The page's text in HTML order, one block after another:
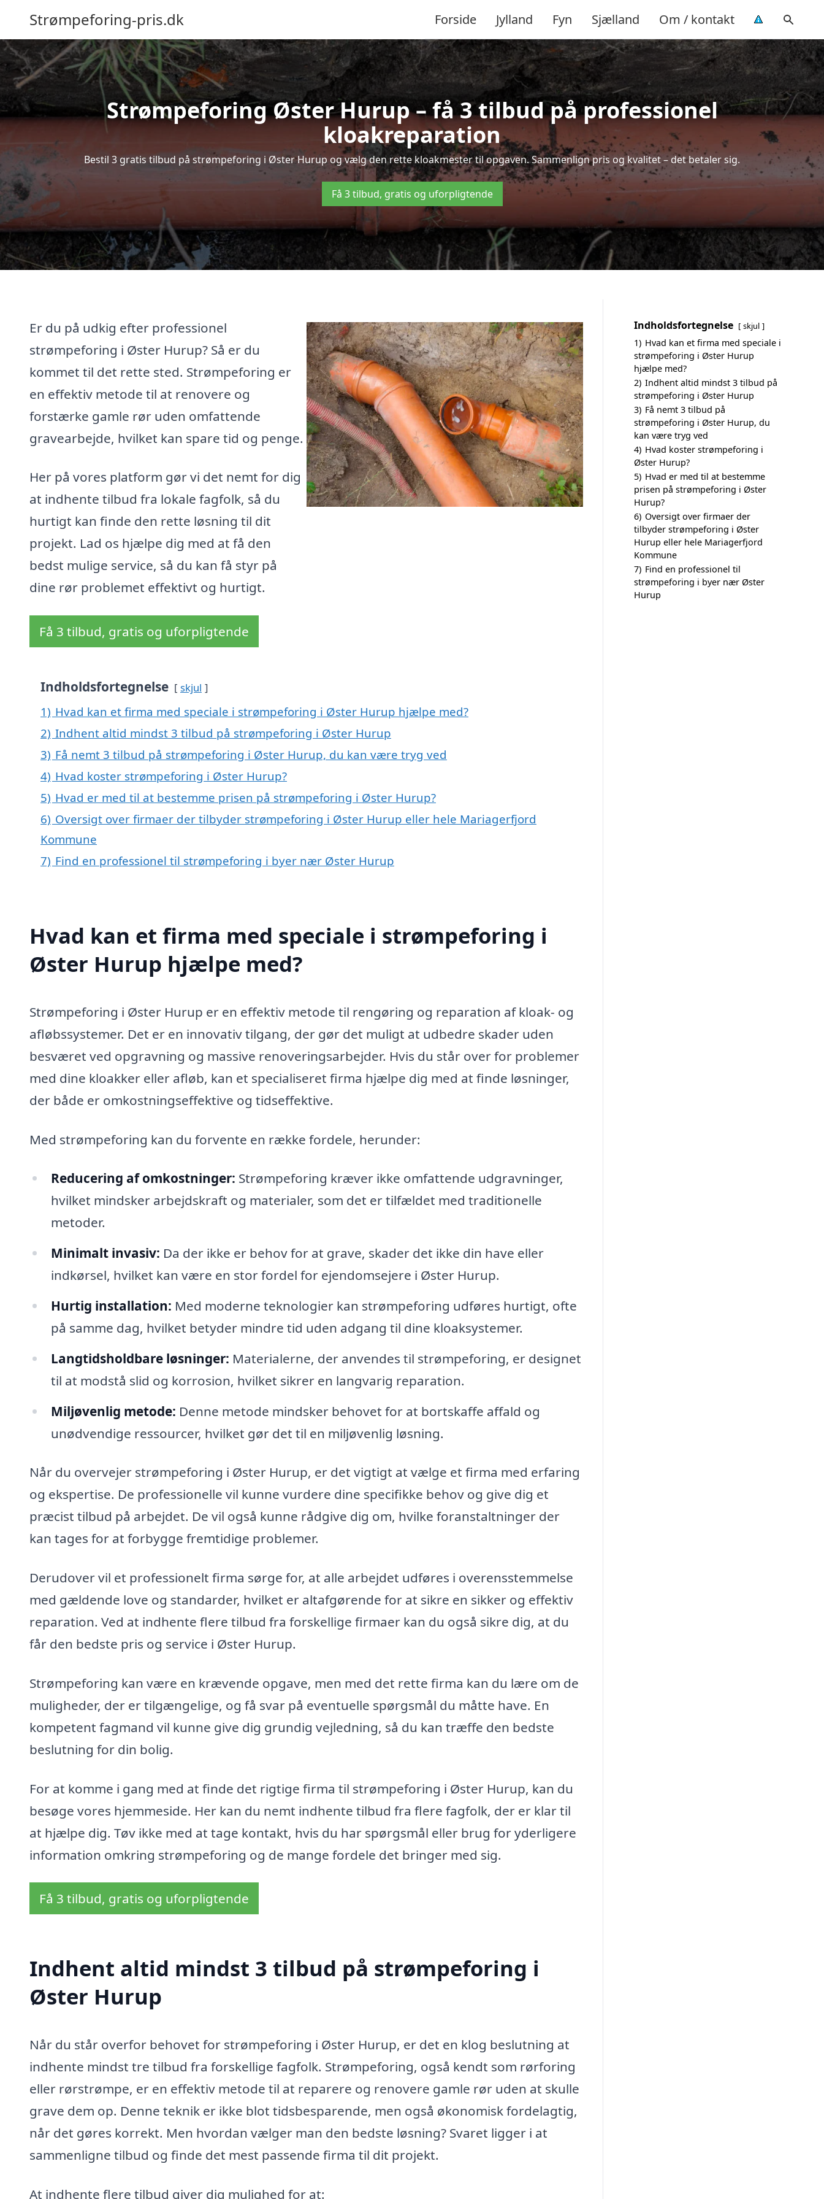
Strømpeforing-pris.dk Forside Jylland Fyn Sjælland Om / kontakt
Strømpeforing Øster Hurup – få 3 tilbud på professionel
kloakreparation
Bestil 3 gratis tilbud på strømpeforing i Øster Hurup og vælg den rette kloakmester til opgaven. Sammenlign pris og kvalitet – det betaler sig.
Få 3 tilbud, gratis og uforpligtende
Er du på udkig efter professionel
strømpeforing i Øster Hurup? Så er du
kommet til det rette sted. Strømpeforing er
en effektiv metode til at renovere og
forstærke gamle rør uden omfattende
gravearbejde, hvilket kan spare tid og penge.
Her på vores platform gør vi det nemt for dig
at indhente tilbud fra lokale fagfolk, så du
hurtigt kan finde den rette løsning til dit
projekt. Lad os hjælpe dig med at få den
bedst mulige service, så du kan få styr på
dine rør problemet effektivt og hurtigt.
Få 3 tilbud, gratis og uforpligtende
Indholdsfortegnelse skjul
1) Hvad kan et firma med speciale i strømpeforing i Øster Hurup hjælpe med?
2) Indhent altid mindst 3 tilbud på strømpeforing i Øster Hurup
3) Få nemt 3 tilbud på strømpeforing i Øster Hurup, du kan være tryg ved
4) Hvad koster strømpeforing i Øster Hurup?
5) Hvad er med til at bestemme prisen på strømpeforing i Øster Hurup?
6) Oversigt over firmaer der tilbyder strømpeforing i Øster Hurup eller hele Mariagerfjord
Kommune
7) Find en professionel til strømpeforing i byer nær Øster Hurup
Hvad kan et firma med speciale i strømpeforing i
Øster Hurup hjælpe med?
Strømpeforing i Øster Hurup er en effektiv metode til rengøring og reparation af kloak- og
afløbssystemer. Det er en innovativ tilgang, der gør det muligt at udbedre skader uden
besværet ved opgravning og massive renoveringsarbejder. Hvis du står over for problemer
med dine kloakker eller afløb, kan et specialiseret firma hjælpe dig med at finde løsninger,
der både er omkostningseffektive og tidseffektive.
Med strømpeforing kan du forvente en række fordele, herunder:
Reducering af omkostninger: Strømpeforing kræver ikke omfattende udgravninger,
hvilket mindsker arbejdskraft og materialer, som det er tilfældet med traditionelle
metoder.
Minimalt invasiv: Da der ikke er behov for at grave, skader det ikke din have eller
indkørsel, hvilket kan være en stor fordel for ejendomsejere i Øster Hurup.
Hurtig installation: Med moderne teknologier kan strømpeforing udføres hurtigt, ofte
på samme dag, hvilket betyder mindre tid uden adgang til dine kloaksystemer.
Langtidsholdbare løsninger: Materialerne, der anvendes til strømpeforing, er designet
til at modstå slid og korrosion, hvilket sikrer en langvarig reparation.
Miljøvenlig metode: Denne metode mindsker behovet for at bortskaffe affald og
unødvendige ressourcer, hvilket gør det til en miljøvenlig løsning.
Når du overvejer strømpeforing i Øster Hurup, er det vigtigt at vælge et firma med erfaring
og ekspertise. De professionelle vil kunne vurdere dine specifikke behov og give dig et
præcist tilbud på arbejdet. De vil også kunne rådgive dig om, hvilke foranstaltninger der
kan tages for at forbygge fremtidige problemer.
Derudover vil et professionelt firma sørge for, at alle arbejdet udføres i overensstemmelse
med gældende love og standarder, hvilket er altafgørende for at sikre en sikker og effektiv
reparation. Ved at indhente flere tilbud fra forskellige firmaer kan du også sikre dig, at du
får den bedste pris og service i Øster Hurup.
Strømpeforing kan være en krævende opgave, men med det rette firma kan du lære om de
muligheder, der er tilgængelige, og få svar på eventuelle spørgsmål du måtte have. En
kompetent fagmand vil kunne give dig grundig vejledning, så du kan træffe den bedste
beslutning for din bolig.
For at komme i gang med at finde det rigtige firma til strømpeforing i Øster Hurup, kan du
besøge vores hjemmeside. Her kan du nemt indhente tilbud fra flere fagfolk, der er klar til
at hjælpe dig. Tøv ikke med at tage kontakt, hvis du har spørgsmål eller brug for yderligere
information omkring strømpeforing og de mange fordele det bringer med sig.
Få 3 tilbud, gratis og uforpligtende
Indhent altid mindst 3 tilbud på strømpeforing i
Øster Hurup
Når du står overfor behovet for strømpeforing i Øster Hurup, er det en klog beslutning at
indhente mindst tre tilbud fra forskellige fagfolk. Strømpeforing, også kendt som rørforing
eller rørstrømpe, er en effektiv metode til at reparere og renovere gamle rør uden at skulle
grave dem op. Denne teknik er ikke blot tidsbesparende, men også økonomisk fordelagtig,
når det gøres korrekt. Men hvordan vælger man den bedste løsning? Svaret ligger i at
sammenligne tilbud og finde det mest passende firma til dit projekt.
At indhente flere tilbud giver dig mulighed for at:
Indholdsfortegnelse skjul
1) Hvad kan et firma med speciale i
strømpeforing i Øster Hurup
hjælpe med?
2) Indhent altid mindst 3 tilbud på
strømpeforing i Øster Hurup
3) Få nemt 3 tilbud på
strømpeforing i Øster Hurup, du
kan være tryg ved
4) Hvad koster strømpeforing i
Øster Hurup?
5) Hvad er med til at bestemme
prisen på strømpeforing i Øster
Hurup?
6) Oversigt over firmaer der
tilbyder strømpeforing i Øster
Hurup eller hele Mariagerfjord
Kommune
7) Find en professionel til
strømpeforing i byer nær Øster
Hurup